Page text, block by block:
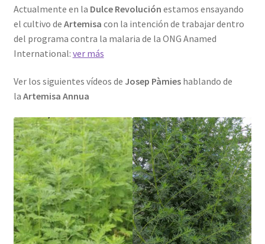
Actualmente en la Dulce Revolución estamos ensayando
el cultivo de Artemisa con la intención de trabajar dentro
del programa contra la malaria de la ONG Anamed
International: ver más
Ver los siguientes vídeos de Josep Pàmieshablando de
la Artemisa Annua